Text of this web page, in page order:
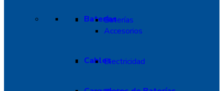
BateríasBaterías
Accesorios
CablesElectricidad